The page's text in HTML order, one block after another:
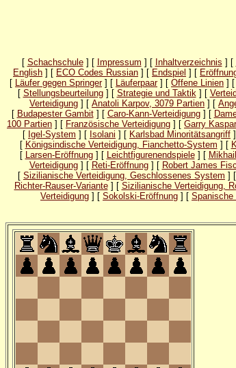
[ Schachschule] [ Impressum ] [ Inhaltverzeichnis ] [
English ] [ ECO Codes Russian ] [ Endspiel ] [
[ Läufer gegen Springer] [ Läuferpaar] [ Offene Linien ] [
[ Stellungsbeurteilung] [ Strategie und Taktik] [
Verteidigung ] [ Anatoli Karpov, 3079 Partien ] [
[ Budapester Gambit] [ Caro-Kann-Verteidigung] [
100 Partien ] [ Französische Verteidigung ] [ Garry
[ Igel-System ] [ Isolani ] [ Karlsbad Minoritätsangriff
[ Königsindische Verteidigung, Fianchetto-System ] [
[ Larsen-Eröffnung] [ Leichtfigurenendspiele] [
Verteidigung] [ Reti-Eröffnung] [ Robert James
[ Sizilianische Verteidigung, Geschlossenes System ] [
Richter-Rauser-Variante] [ Sizilianische Verteidigung,
Verteidigung ] [ Sokolski-Eröffnung ] [ Spanische